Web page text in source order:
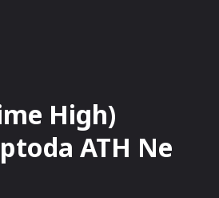
High)
ATH Ne